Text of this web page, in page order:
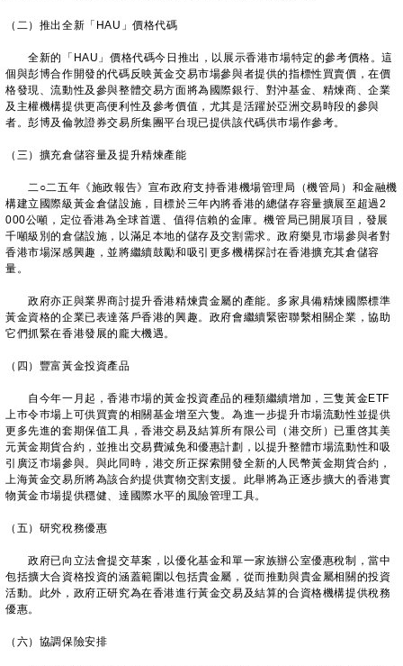
（二）推出全新「HAU」價格代碼
全新的「HAU」價格代碼今日推出，以展示香港市場特定的參考價格。這
個與彭博合作開發的代碼反映黃金交易市場參與者提供的指標性買賣價，在價
格發現、流動性及參與整體交易方面將為國際銀行、對沖基金、精煉商、企業
及主權機構提供更高便利性及參考價值，尤其是活躍於亞洲交易時段的參與
者。彭博及倫敦證券交易所集團平台現已提供該代碼供巿場作參考。
（三）擴充倉儲容量及提升精煉產能
二○二五年《施政報告》宣布政府支持香港機場管理局（機管局）和金融機
構建立國際級黃金倉儲設施，目標於三年內將香港的總儲存容量擴展至超過2
000公噸，定位香港為全球首選、值得信賴的金庫。機管局已開展項目，發展
千噸級別的倉儲設施，以滿足本地的儲存及交割需求。政府樂見市場參與者對
香港市場深感興趣，並將繼續鼓勵和吸引更多機構探討在香港擴充其倉儲容
量。
政府亦正與業界商討提升香港精煉貴金屬的產能。多家具備精煉國際標準
黃金資格的企業已表達落戶香港的興趣。政府會繼續緊密聯繫相關企業，協助
它們抓緊在香港發展的龐大機遇。
（四）豐富黃金投資產品
自今年一月起，香港巿場的黃金投資產品的種類繼續增加，三隻黃金ETF
上巿令巿場上可供買賣的相關基金增至六隻。為進一步提升市場流動性並提供
更多先進的套期保值工具，香港交易及結算所有限公司（港交所）已重啓其美
元黃金期貨合約，並推出交易費減免和優惠計劃，以提升整體市場流動性和吸
引廣泛市場參與。與此同時，港交所正探索開發全新的人民幣黃金期貨合約，
上海黃金交易所將為該合約提供實物交割支援。此舉將為正逐步擴大的香港實
物黃金市場提供穩健、達國際水平的風險管理工具。
（五）研究稅務優惠
政府已向立法會提交草案，以優化基金和單一家族辦公室優惠稅制，當中
包括擴大合資格投資的涵蓋範圍以包括貴金屬，從而推動與貴金屬相關的投資
活動。此外，政府正研究為在香港進行黃金交易及結算的合資格機構提供稅務
優惠。
（六）協調保險安排